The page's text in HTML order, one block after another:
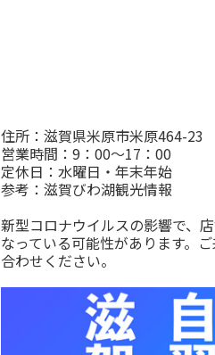
住所：滋賀県米原市米原464-23
営業時間：9：00～17：00
定休日：水曜日・年末年始
参考： 滋賀びわ湖観光情報
新型コロナウイルスの影響で、
なっている可能性があります。
合わせください。